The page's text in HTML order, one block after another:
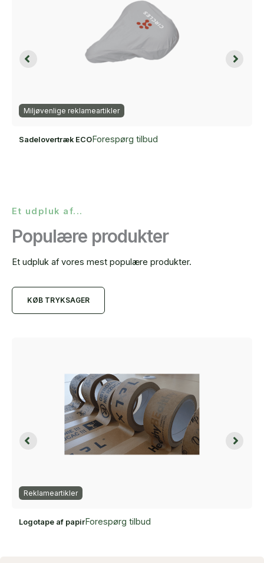
Miljøvenlige reklameartikler
Sadelovertræk ECOForespørg tilbud
Reklameartikler
Logotape af papirForespørg tilbud
Et udpluk af...
Populære produkter
Et udpluk af vores mest populære produkter.
KØB TRYKSAGER